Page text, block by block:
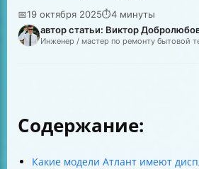
📅19 октября 2025⏱4 минуты
автор статьи: Виктор
Инженер / мастер по ремонту бытовой
Содержание:
Какие модели Атлант имеют